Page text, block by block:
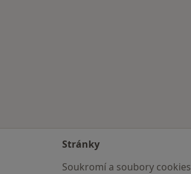
Stránky
Soukromí a soubory cookies